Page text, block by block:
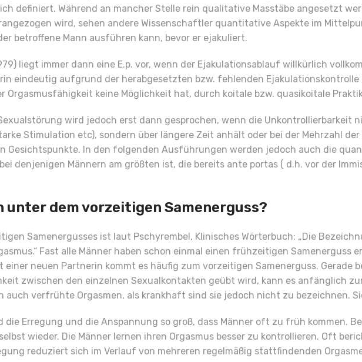
definiert. Während an mancher Stelle rein qualitative Masstäbe angesetzt
wird, sehen andere Wissenschaftler quantitative Aspekte im
betroffene Mann ausführen kann, bevor er ejakuliert.
liegt immer dann eine E.p. vor, wenn der Ejakulationsablauf willkürlich
eindeutig aufgrund der herabgesetzten bzw. fehlenden Ejakulationskontrolle
Orgasmusfähigkeit keine Möglichkeit hat, durch koitale bzw. quasikoitale
wird jedoch erst dann gesprochen, wenn die
Stimulation etc), sondern über längere Zeit anhält oder bei der Mehrzahl
Gesichtspunkte. In den folgenden Ausführungen werden jedoch auch die
denjenigen Männern am größten ist, die bereits ante portas ( d.h. vor der
unter dem vorzeitigen Samenerguss?
Samenergusses ist laut Pschyrembel, Klinisches Wörterbuch: „Die
Fast alle Männer haben schon einmal einen frühzeitigen Samenerguss
neuen Partnerin kommt es häufig zum vorzeitigen Samenerguss. Gerade
zwischen den einzelnen Sexualkontakten geübt wird, kann es anfänglich
auch verfrühte Orgasmen, als krankhaft sind sie jedoch nicht zu bezeichnen.
Erregung und die Anspannung so groß, dass Männer oft zu früh kommen.
wieder. Die Männer lernen ihren Orgasmus besser zu kontrollieren. Oft
reduziert sich im Verlauf von mehreren regelmäßig stattfindenden